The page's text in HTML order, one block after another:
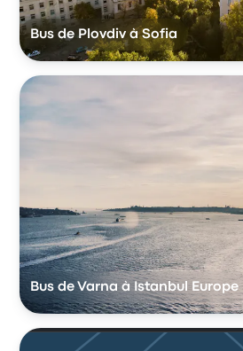
Bus de Plovdiv à Sofia
Bus de Varna à Istanbul Europe